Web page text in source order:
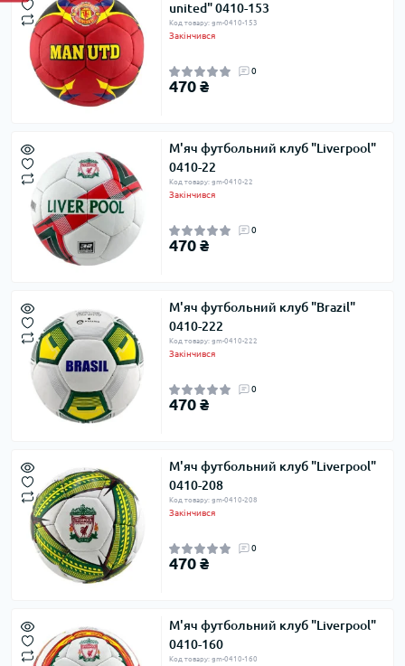
united" 0410-153
Код товару: gm-0410-153
Закінчився
0
470 ₴
М'яч футбольний клуб "Liverpool"
0410-22
Код товару: gm-0410-22
Закінчився
0
470 ₴
М'яч футбольний клуб "Brazil"
0410-222
Код товару: gm-0410-222
Закінчився
0
470 ₴
М'яч футбольний клуб "Liverpool"
0410-208
Код товару: gm-0410-208
Закінчився
0
470 ₴
М'яч футбольний клуб "Liverpool"
0410-160
Код товару: gm-0410-160